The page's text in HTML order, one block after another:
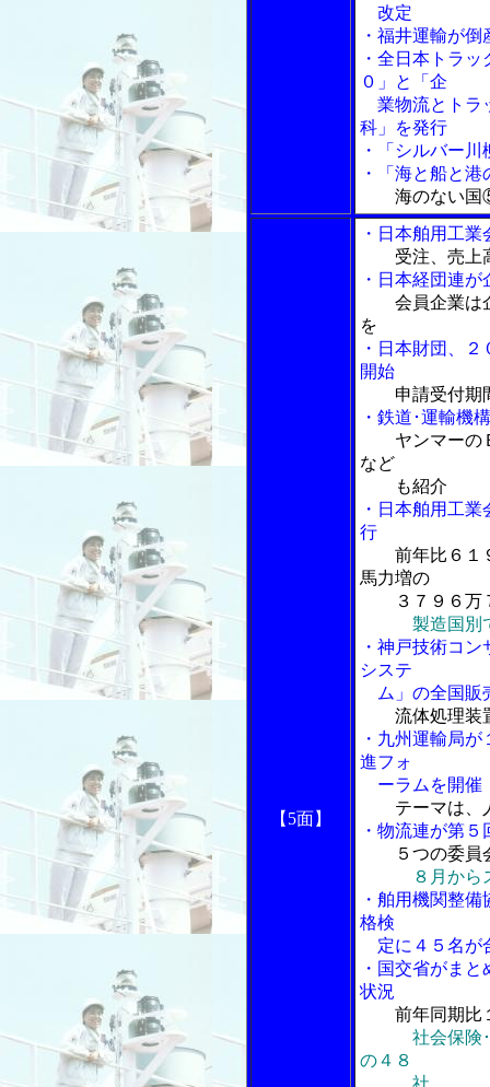
改定
・福井運輸が
・全日本トラ
０」と「企
業物流とトラ
科」を発行
・「シルバー
・「海と船と
海のない
【5面】
・日本舶用工
受注、売上
・日本経団連
会員企業は
を
・日本財団、
開始
申請受付期
・鉄道･運輸機
ヤンマーの
など
も紹介
・日本舶用工
行
前年比６１
馬力増の
３７９６万７
製造国別
・神戸技術コ
システ
ム」の全国販
流体処理装
・九州運輸局
進フォ
ーラムを開催
テーマは、
・物流連が第
５つの委員
８月から
・舶用機関整
格検
定に４５名が
・国交省がま
状況
前年同期比
社会保険
の４８
社